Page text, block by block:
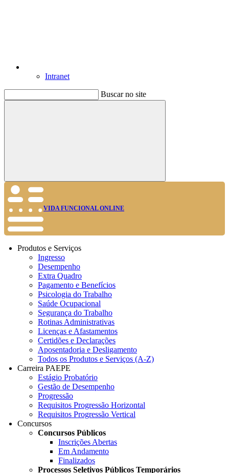
Intranet
Buscar no site
Buscar
VIDA FUNCIONAL ONLINE
Produtos e Serviços
Ingresso
Desempenho
Extra Quadro
Pagamento e Benefícios
Psicologia do Trabalho
Saúde Ocupacional
Segurança do Trabalho
Rotinas Administrativas
Licenças e Afastamentos
Certidões e Declarações
Aposentadoria e Desligamento
Todos os Produtos e Serviços (A-Z)
Carreira PAEPE
Estágio Probatório
Gestão de Desempenho
Progressão
Requisitos Progressão Horizontal
Requisitos Progressão Vertical
Concursos
Concursos Públicos
Inscrições Abertas
Em Andamento
Finalizados
Processos Seletivos Públicos Temporários